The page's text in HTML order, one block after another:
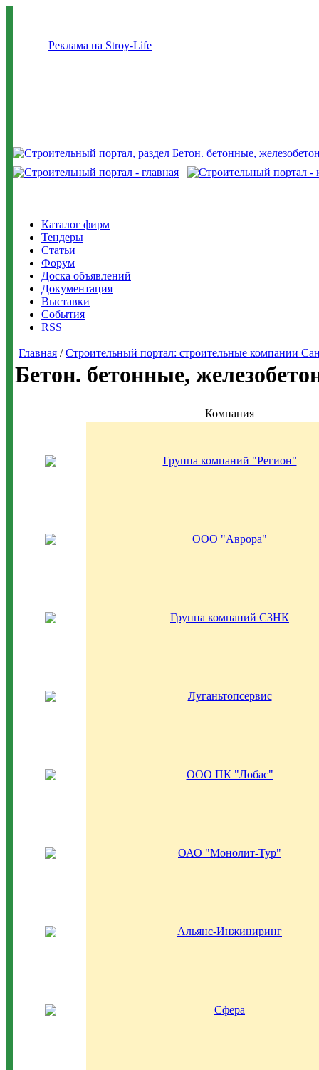
Реклама на Stroy-Life
Каталог фирм
Тендеры
Статьи
Форум
Доска объявлений
Документация
Выставки
События
RSS
Главная /Строительный портал: строительные компании
Бетон. бетонные,
Компания
Группа компаний "Регион"
ООО "Аврора"
Группа компаний СЗНК
Луганьтопсервис
ООО ПК "Лобас"
ОАО "Монолит-Тур"
Альянс-Инжиниринг
Сфера